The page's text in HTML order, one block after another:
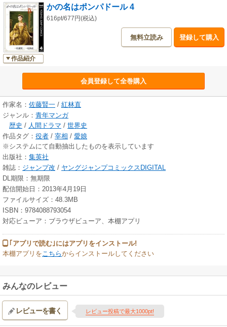
作品紹介
かの名はポンパドール 4
616pt/677円(税込)
無料立読み 登録して購入
会員登録して全巻購入
作家名： 佐藤賢一 / 紅林直
ジャンル： 青年マンガ
歴史 / 人間ドラマ / 世界史
作品タグ： 役者 / 宰相 / 愛娘
※システムにて自動抽出したものを表示しています
出版社： 集英社
雑誌： ジャンプ改 / ヤングジャンプコミックスDIGITAL
DL期限：無期限
配信開始日：2013年4月19日
ファイルサイズ：48.3MB
ISBN：9784088793054
対応ビューア：ブラウザビューア、本棚アプリ
｢アプリで読む｣にはアプリをインストール!
本棚アプリをこちらからインストールしてください
みんなのレビュー
レビューを書く レビュー投稿で最大1000pt!